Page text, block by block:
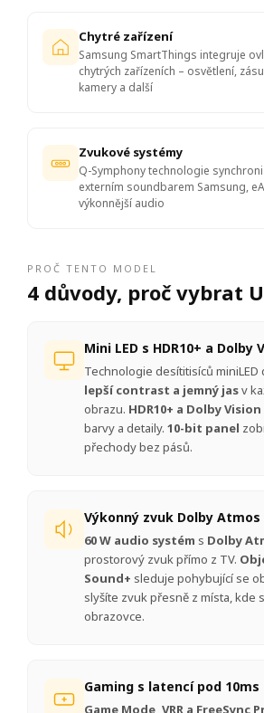
Chytré zařízení
Samsung SmartThings integruje
chytrých zařízeních – osvětlení,
kamery a další
Zvukové systémy
Q-Symphony technologie
externím soundbarem Samsung,
výkonnější audio
PROČ TENTO MODEL
4 důvody, proč vybrat
Mini LED s HDR10+ a Dolby
Technologie desítitisíců
lepší contrast a jemný jasv
obrazu. HDR10+ a Dolby Vision
barvy a detaily. 10-bit panel
přechody bez pásů.
Výkonný zvuk Dolby Atmos
60 W audio systém s Dolby
prostorový zvuk přímo z TV.
Sound+ sleduje pohybující se
slyšíte zvuk přesně z místa, kde
obrazovce.
Gaming s latencí pod 10ms
Game Mode, VRR a FreeSync